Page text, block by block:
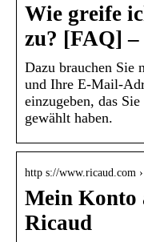
Wie greife
zu? [FAQ]
Dazu brauchen Sie
und Ihre E-Mail-
einzugeben, das
gewählt haben.
http s://www.ricaud.com
Mein Konto
Ricaud